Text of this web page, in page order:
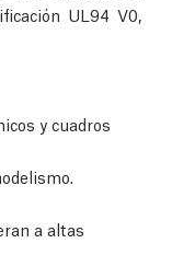
UL94 V0,
y cuadros
a altas